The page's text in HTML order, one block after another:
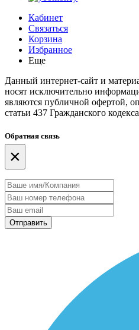
Кабинет
Связаться
Корзина
Избранное
Еще
Данный интернет-сайт и
носят исключительно
являются публичной офертой,
статьи 437 Гражданского
Обратная связь
×
Отправить